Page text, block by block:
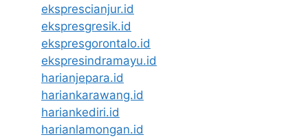
eksprescianjur.id
ekspresgresik.id
ekspresgorontalo.id
ekspresindramayu.id
harianjepara.id
hariankarawang.id
hariankediri.id
harianlamongan.id